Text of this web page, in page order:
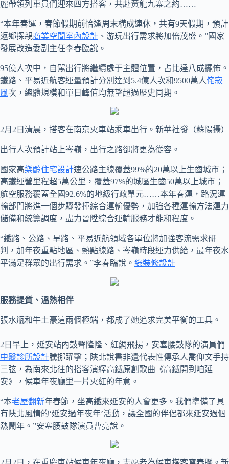
麗帶領列車員們迎來四方搭客，共赴黃龍九寨之約……
“本年春運，春節假期前恰逢周末構成連休，共有9天假期，預計
返鄉探親商業空間室內設計 、游玩出行需求將加倍茂盛。”國家
發展改造委副主任李春臨說。
95億人次中，自駕出行將繼續處于主體位置，占比達八成擺佈。
鐵路、平易近航客運量預計分別達到5.4億人次和9500萬人侘寂
風次，總體規模和單日峰值均無望超過歷史同期。
2月2日清晨，搭客在南京火車站乘車出行。新華社發（蘇陽攝）
出行人次預計站上岑嶺，出行之路卻將更為從容。
國家高樂齡住宅設計速公路主線覆蓋99%的20萬以上生齒城市；
高鐵運營里程超5萬公里，覆蓋97%的城區生齒50萬以上城市；
航空服務覆蓋全國92.6%的地級行政單元……本年春運，路況運
輸部門將進一個步驟發揮綜合運輸優勢，加強各種運輸方法運力
儲備和統籌調度，盡力晉陞綜合運輸服務才能和程度。
“鐵路、公路、旱路、平易近航領域各單位將加強客流需求研
判，加年夜重點地區、熱點線路、岑嶺時段運力供給，最年夜水
平滿足群眾的出行需求。”李春臨說。 綠裝修設計
服務提質、溫熱相伴
張水瓶和牛土豪這兩個極端，都成了她追求完美平衡的工具。
2日早上，延安站內鼓聲隆隆、紅綢飛揚，安塞腰鼓隊的演員們
中醫診所設計騰挪躍擊；陜北說書非遺代表性傳承人喬仰文手持
三弦，為南來北往的搭客演繹高鐵原創歌曲《高鐵開到咱延
安》，候車年夜廳里一片火紅的年意。
“本老屋翻新年春節，坐高鐵來延安的人會更多。我們準備了具
有陜北風情的‘延安過年夜年’活動，讓全國的伴侶都來延安過個
熱鬧年。”安塞腰鼓隊演員曹亮說。